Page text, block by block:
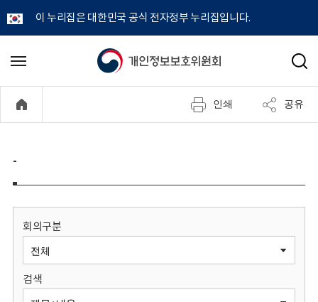
이 누리집은 대한민국 공식 전자정부 누리집입니다.
개
정
보
원
메
기
검
인쇄 공유
-
회의구분
검색